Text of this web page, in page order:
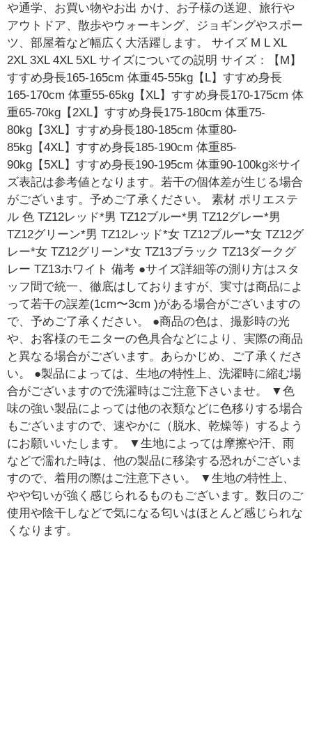
や通学、お買い物やお出 かけ、お子様の送迎、旅行や
アウトドア、散歩やウォーキング、ジョギングやスポー
ツ、部屋着など幅広く大活躍します。 サイズ M L XL
2XL 3XL 4XL 5XL サイズについての説明 サイズ：【M】
すすめ身長165-165cm 体重45-55kg【L】すすめ身長
165-170cm 体重55-65kg【XL】すすめ身長170-175cm 体
重65-70kg【2XL】すすめ身長175-180cm 体重75-
80kg【3XL】すすめ身長180-185cm 体重80-
85kg【4XL】すすめ身長185-190cm 体重85-
90kg【5XL】すすめ身長190-195cm 体重90-100kg※サイ
ズ表記は参考値となります。若干の個体差が生じる場合
がございます。予めご了承ください。 素材 ポリエステ
ル 色 TZ12レッド*男 TZ12ブルー*男 TZ12グレー*男
TZ12グリーン*男 TZ12レッド*女 TZ12ブルー*女 TZ12グ
レー*女 TZ12グリーン*女 TZ13ブラック TZ13ダークグ
レー TZ13ホワイト 備考 ●サイズ詳細等の測り方はスタ
ッフ間で統一、徹底はしておりますが、実寸は商品によ
って若干の誤差(1cm〜3cm )がある場合がございますの
で、予めご了承ください。 ●商品の色は、撮影時の光
や、お客様のモニターの色具合などにより、実際の商品
と異なる場合がございます。あらかじめ、ご了承くださ
い。 ●製品によっては、生地の特性上、洗濯時に縮む場
合がございますので洗濯時はご注意下さいませ。 ▼色
味の強い製品によっては他の衣類などに色移りする場合
もございますので、速やかに（脱水、乾燥等）するよう
にお願いいたします。 ▼生地によっては摩擦や汗、雨
などで濡れた時は、他の製品に移染する恐れがございま
すので、着用の際はご注意下さい。 ▼生地の特性上、
やや匂いが強く感じられるものもございます。数日のご
使用や陰干しなどで気になる匂いはほとんど感じられな
くなります。